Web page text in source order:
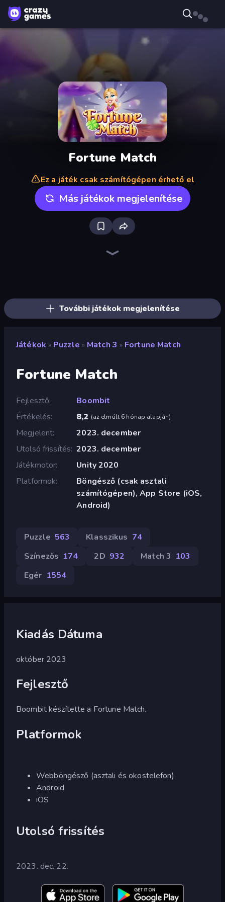
Fortune Match
Ez a játék csak számítógépen érhető el
Más játékok megjelenítése
További játékok megjelenítése
Játékok » Puzzle » Match 3 » Fortune Match
Fortune Match
Fejlesztő
Boombit
Értékelés
8,2 (az elmúlt 6 hónap alapján)
Megjelent
2023. december
Utolsó frissítés 2023. december
Játékmotor
Unity 2020
Platformok
Böngésző (csak asztali
számítógépen), App Store (iOS,
Android)
Puzzle 563 Klasszikus 74
Színezős 174 2D 932 Match 3 103
Egér 1554
Kiadás Dátuma
október 2023
Fejlesztő
Boombit készítette a Fortune Match.
Platformok
Webböngésző (asztali és okostelefon)
Android
iOS
Utolsó frissítés
2023. dec. 22.